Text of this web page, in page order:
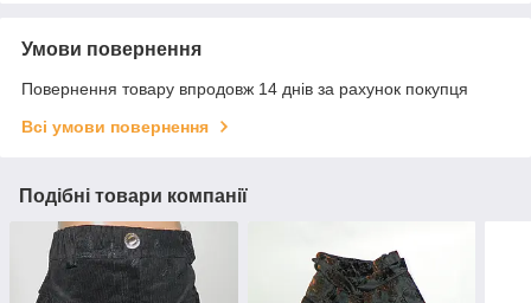
Умови повернення
Повернення товару впродовж 14 днів за рахунок покупця
Всі умови повернення
Подібні товари компанії